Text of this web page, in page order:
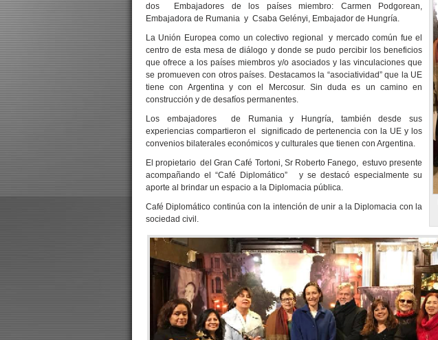
dos Embajadores de los países miembro: Carmen Podgorean,
Embajadora de Rumania y Csaba Gelényi, Embajador de Hungría.
La Unión Europea como un colectivo regional y mercado común fue el
centro de esta mesa de diálogo y donde se pudo percibir los beneficios
que ofrece a los países miembros y/o asociados y las vinculaciones que
se promueven con otros países. Destacamos la “asociatividad” que la UE
tiene con Argentina y con el Mercosur. Sin duda es un camino en
construcción y de desafíos permanentes.
Los embajadores de Rumania y Hungría, también desde sus
experiencias compartieron el significado de pertenencia con la UE y los
convenios bilaterales económicos y culturales que tienen con Argentina.
El propietario del Gran Café Tortoni, Sr Roberto Fanego, estuvo presente
acompañando el “Café Diplomático” y se destacó especialmente su
aporte al brindar un espacio a la Diplomacia pública.
Café Diplomático continúa con la intención de unir a la Diplomacia con la
sociedad civil.